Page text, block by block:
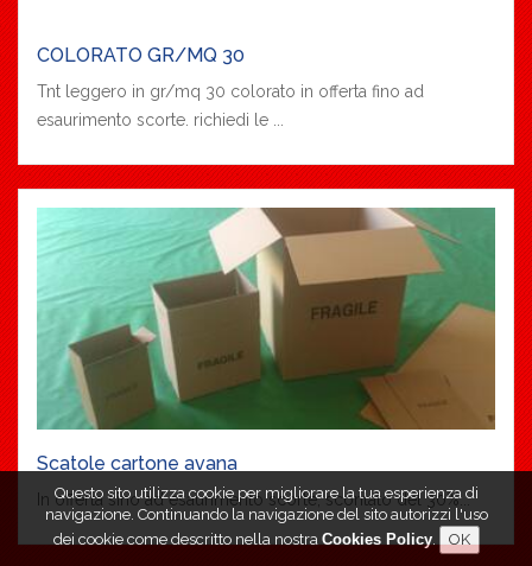
COLORATO GR/MQ 30
Tnt leggero in gr/mq 30 colorato in offerta fino ad
esaurimento scorte. richiedi le ...
Scatole cartone avana
In offerta sino ad esaurimento scorte, scontato del 30%...
Questo sito utilizza cookie per migliorare la tua esperienza di
navigazione. Continuando la navigazione del sito autorizzi l'uso
dei cookie come descritto nella nostra Cookies Policy.